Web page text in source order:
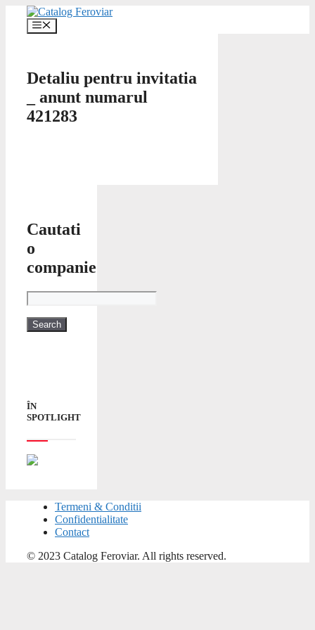
content
Menu
Detaliu pentru invitatia
_ anunt numarul
421283
Cautati
o
companie
ÎN
SPOTLIGHT
Termeni & Conditii
Confidentialitate
Contact
© 2023 Catalog Feroviar. All rights reserved.